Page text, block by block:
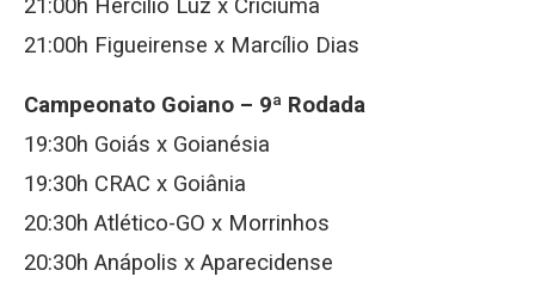
21:00h Hercílio Luz x Criciúma
21:00h Figueirense x Marcílio Dias
Campeonato Goiano – 9ª Rodada
19:30h Goiás x Goianésia
19:30h CRAC x Goiânia
20:30h Atlético-GO x Morrinhos
20:30h Anápolis x Aparecidense